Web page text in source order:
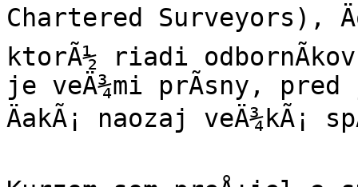
Chartered Surveyors),
ktorÃ½ riadi
je veÄ¾mi prÃ­sny, pred
ÄakÃ¡ naozaj veÄ¾kÃ¡